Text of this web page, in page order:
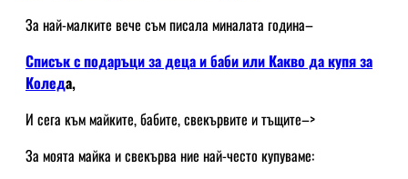
За най-малките вече съм писала миналата година–
Списък с подаръци за деца и баби или Какво да купя за
Коледа,
И сега към майките, бабите, свекървите и тъщите–>
За моята майка и свекърва ние най-често купуваме: